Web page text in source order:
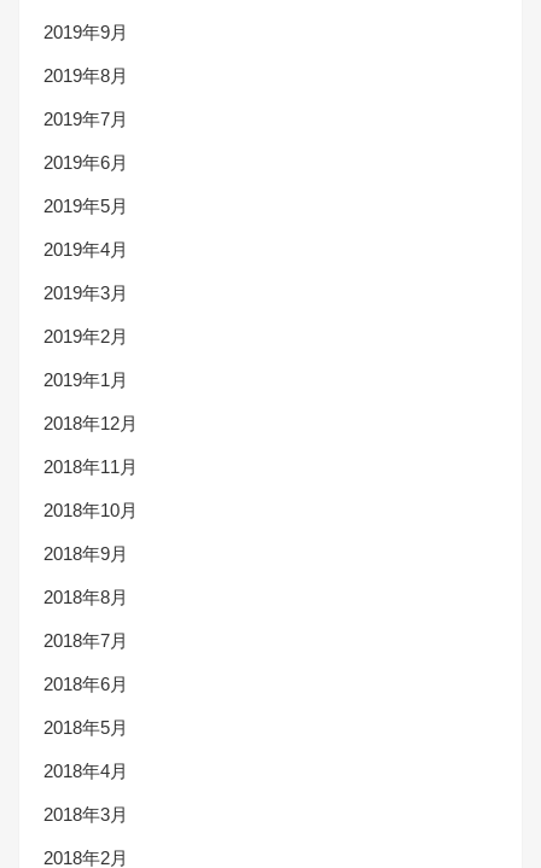
2019年9月
2019年8月
2019年7月
2019年6月
2019年5月
2019年4月
2019年3月
2019年2月
2019年1月
2018年12月
2018年11月
2018年10月
2018年9月
2018年8月
2018年7月
2018年6月
2018年5月
2018年4月
2018年3月
2018年2月